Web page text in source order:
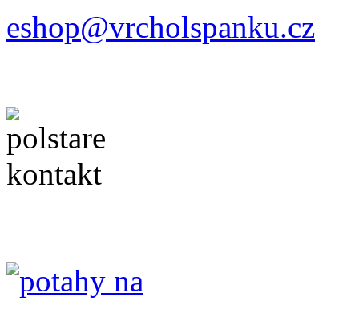
eshop@vrcholspanku.cz